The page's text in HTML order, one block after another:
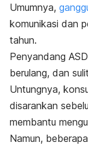
Umumnya,
komunikasi dan
tahun.
Penyandang
berulang, dan
Untungnya,
disarankan
membantu
Namun,